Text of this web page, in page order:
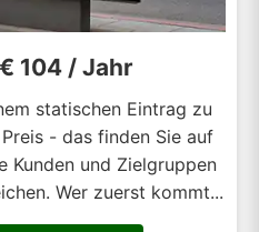
104 / Jahr
statischen Eintrag zu
- das finden Sie auf
Kunden und Zielgruppen
Wer zuerst kommt...